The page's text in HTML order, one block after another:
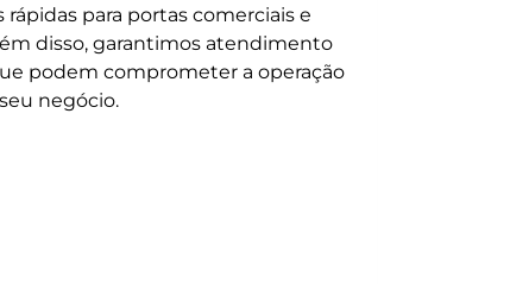
para portas comerciais e
disso, garantimos atendimento
podem comprometer a operação
negócio.